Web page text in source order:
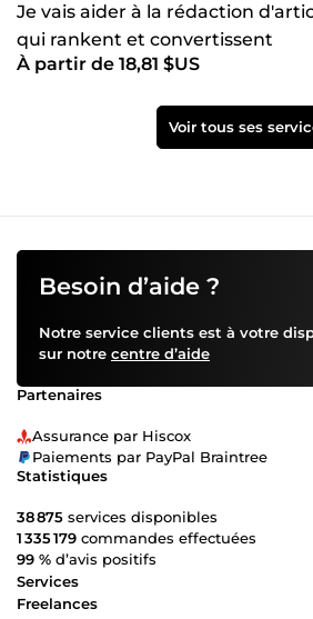
Je vais aider à la rédaction
qui rankent et convertissent
À partir de 18,81 $US
Voir tous ses
Besoin d’aide ?
Notre service clients est à votre
sur notre centre d’aide
Partenaires
Assurance par Hiscox
Paiements par PayPal Braintree
Statistiques
38 875 services disponibles
1 335 179 commandes effectuées
99 % d’avis positifs
Services
Freelances